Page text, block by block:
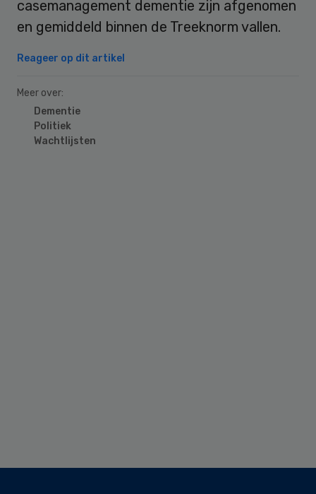
casemanagement dementie zijn afgenomen
en gemiddeld binnen de Treeknorm vallen.
Reageer op dit artikel
Meer over:
Dementie
Politiek
Wachtlijsten